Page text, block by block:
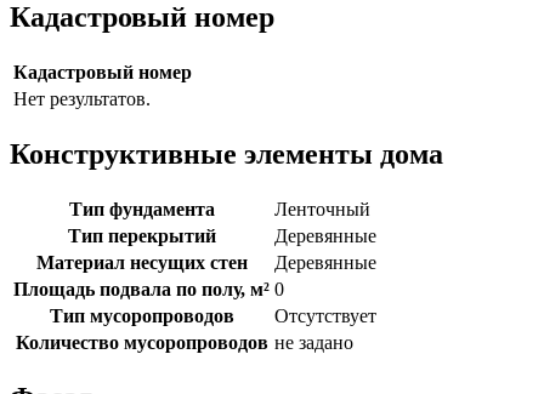
Кадастровый номер
Кадастровый номер
Нет результатов.
Конструктивные элементы дома
Тип фундамента
Ленточный
Тип перекрытий
Деревянные
Материал несущих стен
Деревянные
Площадь подвала по полу, м² 0
Тип мусоропроводов
Отсутствует
Количество мусоропроводов не задано